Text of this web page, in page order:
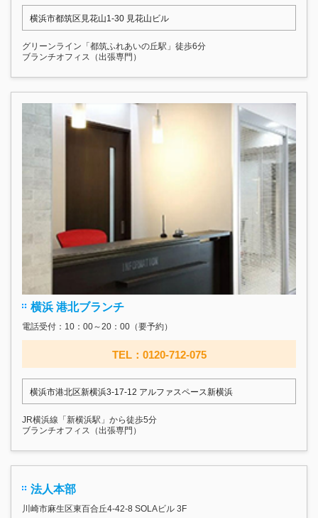
横浜市都筑区見花山1-30 見花山ビル
グリーンライン「都筑ふれあいの丘駅」徒歩6分
ブランチオフィス（出張専門）
横浜 港北ブランチ
電話受付：10：00～20：00（要予約）
TEL：0120-712-075
横浜市港北区新横浜3-17‐12 アルファスペース新横浜
JR横浜線「新横浜駅」から徒歩5分
ブランチオフィス（出張専門）
法人本部
川崎市麻生区東百合丘4-42-8 SOLAビル 3F